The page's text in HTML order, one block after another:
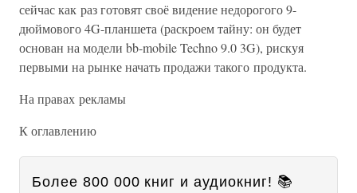
сейчас как раз готовят своё видение недорогого 9-
дюймового 4G-планшета (раскроем тайну: он будет
основан на модели bb-mobile Techno 9.0 3G), рискуя
первыми на рынке начать продажи такого продукта.
На правах рекламы
К оглавлению
Более 800 000 книг и аудиокниг! 📚